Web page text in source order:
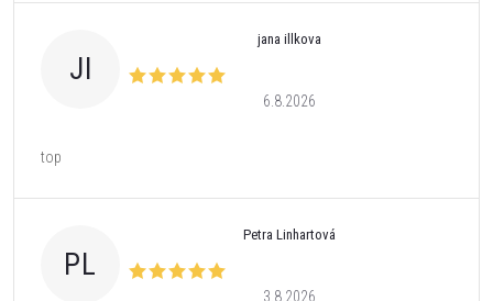
JI
jana illkova
6.8.2026
top
PL
Petra Linhartová
3.8.2026